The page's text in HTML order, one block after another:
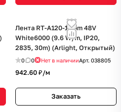
Лента RT-A120-10mm 48V
White6000 (9.6 W/m, IP20,
2835, 30m) (Arlight, Открытый)
0 0 Нет в наличииАрт. 038805
942.60 ₽/м
Заказать